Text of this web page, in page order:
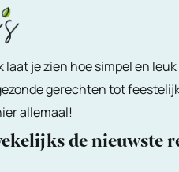
laat je zien hoe simpel en
gerechten tot
allemaal!
de nieuwste